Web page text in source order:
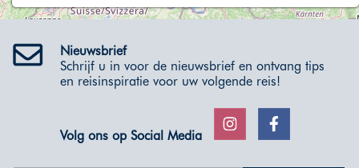
Nieuwsbrief
Schrijf u in voor de nieuwsbrief en ontvang tips
en reisinspiratie voor uw volgende reis!
Volg ons op Social Media